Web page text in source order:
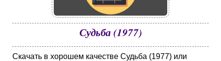
Судьба (1977)
Скачать в хорошем качестве Судьба (1977) или